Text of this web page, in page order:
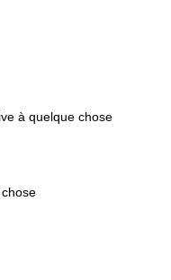
à quelque chose